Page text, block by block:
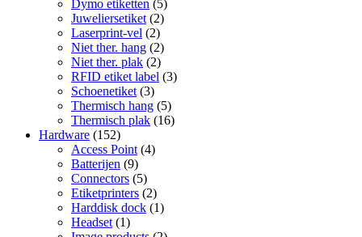
Dymo etiketten (5)
Juweliersetiket (2)
Laserprint-vel (2)
Niet ther. hang (2)
Niet ther. plak (2)
RFID etiket label (3)
Schoenetiket (3)
Thermisch hang (5)
Thermisch plak (16)
Hardware (152)
Access Point (4)
Batterijen (9)
Connectors (5)
Etiketprinters (2)
Harddisk dock (1)
Headset (1)